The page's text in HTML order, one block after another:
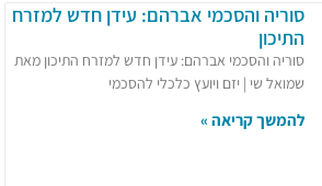
סוריה והסכמי אברהם: עידן חדש למזרח
התיכון
סוריה והסכמי אברהם: עידן חדש למזרח התיכון מאת
שמואל שי | יזם ויועץ כלכלי להסכמי
להמשך קריאה »